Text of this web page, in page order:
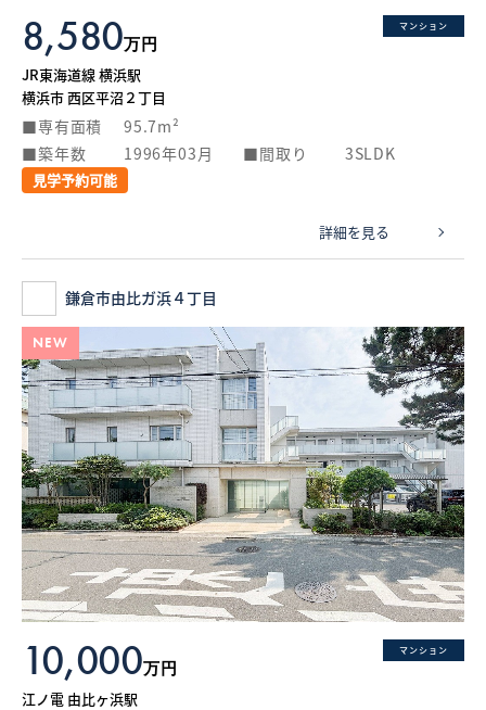
マンション
8,580万円
JR東海道線 横浜駅
横浜市 西区平沼２丁目
専有面積
95.7m²
築年数
1996年03月 間取り 3SLDK
見学予約可能
詳細を見る
鎌倉市由比ガ浜４丁目
NEW
マンション
10,000万円
江ノ電 由比ヶ浜駅